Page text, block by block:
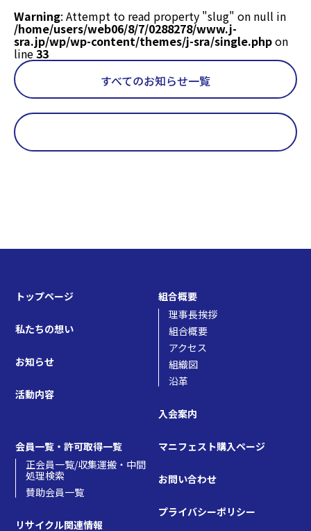
Warning: Attempt to read property "slug" on null in
/home/users/web06/8/7/0288278/www.j-
sra.jp/wp/wp-content/themes/j-sra/single.phpon
line33
すべてのお知らせ一覧
sra.jp/wp/wp-content/themes/j-sra/single.phpon
line40
Warning : Attempt to read property "name" on null in
/home/users/web06/8/7/0288278/www.j-
sra.jp/wp/wp-content/themes/j-sra/single.php
line40
の一覧を見る
トップページ
私たちの想い
お知らせ
活動内容
組合概要
理事長挨拶
組合概要
アクセス
組織図
沿革
入会案内
会員一覧・許可取得一覧
正会員一覧/収集運搬・中間
処理検索
賛助会員一覧
リサイクル関連情報
マニフェスト購入ページ
お問い合わせ
プライバシーポリシー